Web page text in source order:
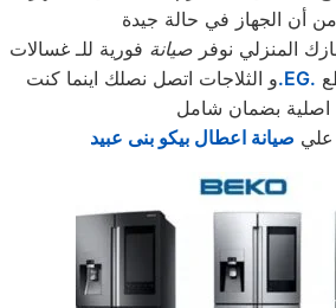
من أن الجهاز في حالة جيدة
المنزلي نوفر صيانة فورية للـ غسالات
و الثلاجات اتصل نصلك اينما كنت.EG.
اصلية بضمان شامل
علي صيانة اعطال بيكو بنى عبيد